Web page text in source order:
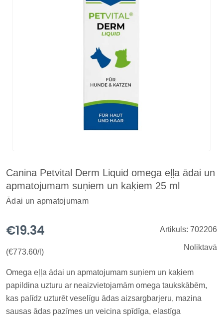
Canina Petvital Derm Liquid omega eļļa ādai un
apmatojumam suņiem un kaķiem 25 ml
Ādai un apmatojumam
€19.34
(€773.60/l)
Artikuls: 702206
Noliktavā
Omega eļļa ādai un apmatojumam suņiem un kaķiem
papildina uzturu ar neaizvietojamām omega taukskābēm,
kas palīdz uzturēt veselīgu ādas aizsargbarjeru, mazina
sausas ādas pazīmes un veicina spīdīga, elastīga